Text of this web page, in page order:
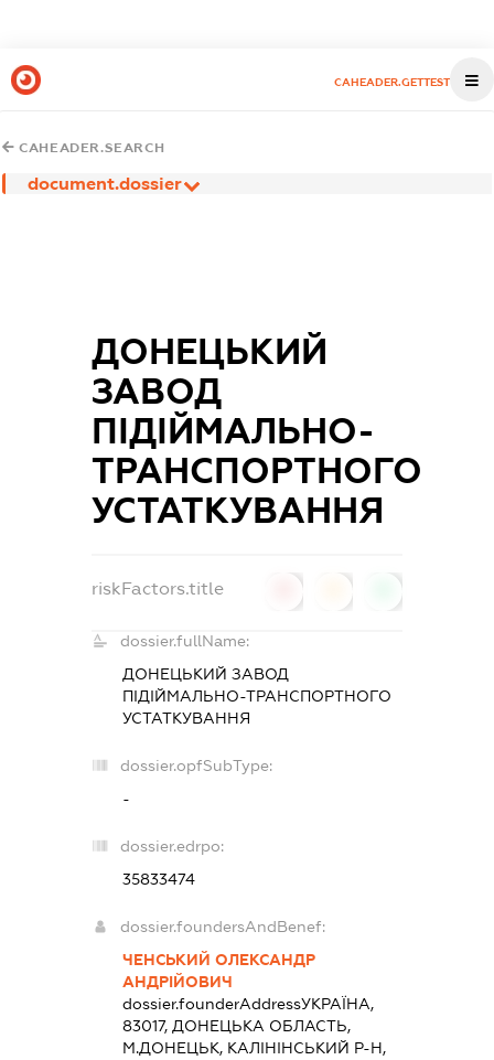
CAHEADER.GETTEST
CAHEADER.SEARCH
document.dossier
ДОНЕЦЬКИЙ
ЗАВОД
ПІДІЙМАЛЬНО-
ТРАНСПОРТНОГО
УСТАТКУВАННЯ
riskFactors.title
dossier.fullName:
ДОНЕЦЬКИЙ ЗАВОД
ПІДІЙМАЛЬНО-ТРАНСПОРТНОГО
УСТАТКУВАННЯ
dossier.opfSubType:
-
dossier.edrpo:
35833474
dossier.foundersAndBenef:
ЧЕНСЬКИЙ ОЛЕКСАНДР
АНДРІЙОВИЧ
dossier.founderAddressУКРАЇНА,
83017, ДОНЕЦЬКА ОБЛАСТЬ,
М.ДОНЕЦЬК, КАЛІНІНСЬКИЙ Р-Н,